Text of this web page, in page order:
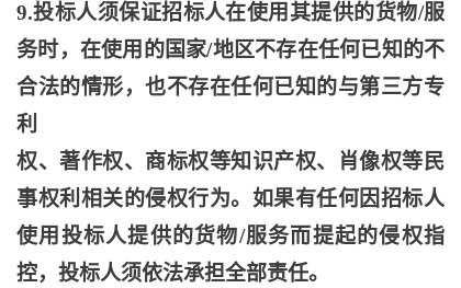
9.投标人须保证招标人在使用其提供的货物/服
务时，在使用的国家/地区不存在任何已知的不
合法的情形，也不存在任何已知的与第三方专
利
权、著作权、商标权等知识产权、肖像权等民
事权利相关的侵权行为。如果有任何因招标人
使用投标人提供的货物/服务而提起的侵权指
控，投标人须依法承担全部责任。